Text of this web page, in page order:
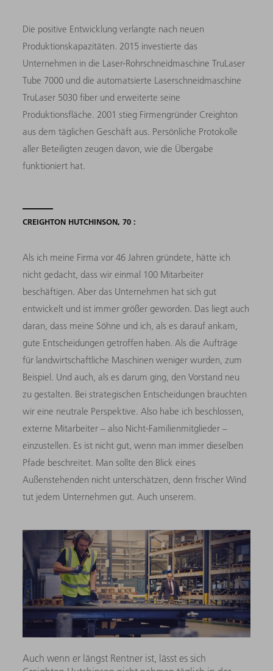
Die positive Entwicklung verlangte nach neuen
Produktionskapazitäten. 2015 investierte das
Unternehmen in die Laser-Rohrschneidmaschine TruLaser
Tube 7000 und die automatsierte Laserschneidmaschine
TruLaser 5030 fiber und erweiterte seine
Produktionsfläche. 2001 stieg Firmengründer Creighton
aus dem täglichen Geschäft aus. Persönliche Protokolle
aller Beteiligten zeugen davon, wie die Übergabe
funktioniert hat.
CREIGHTON HUTCHINSON, 70 :
Als ich meine Firma vor 46 Jahren gründete, hätte ich
nicht gedacht, dass wir einmal 100 Mitarbeiter
beschäftigen. Aber das Unternehmen hat sich gut
entwickelt und ist immer größer geworden. Das liegt auch
daran, dass meine Söhne und ich, als es darauf ankam,
gute Entscheidungen getroffen haben. Als die Aufträge
für landwirtschaftliche Maschinen weniger wurden, zum
Beispiel. Und auch, als es darum ging, den Vorstand neu
zu gestalten. Bei strategischen Entscheidungen brauchten
wir eine neutrale Perspektive. Also habe ich beschlossen,
externe Mitarbeiter – also Nicht-Familienmitglieder –
einzustellen. Es ist nicht gut, wenn man immer dieselben
Pfade beschreitet. Man sollte den Blick eines
Außenstehenden nicht unterschätzen, denn frischer Wind
tut jedem Unternehmen gut. Auch unserem.
Auch wenn er längst Rentner ist, lässt es sich